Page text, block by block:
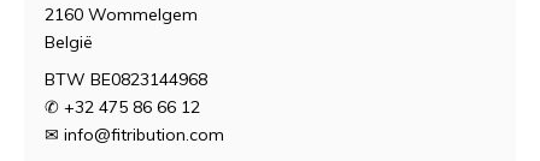
2160 Wommelgem
België
BTW BE0823144968
✆ +32 475 86 66 12
✉ info@fitribution.com